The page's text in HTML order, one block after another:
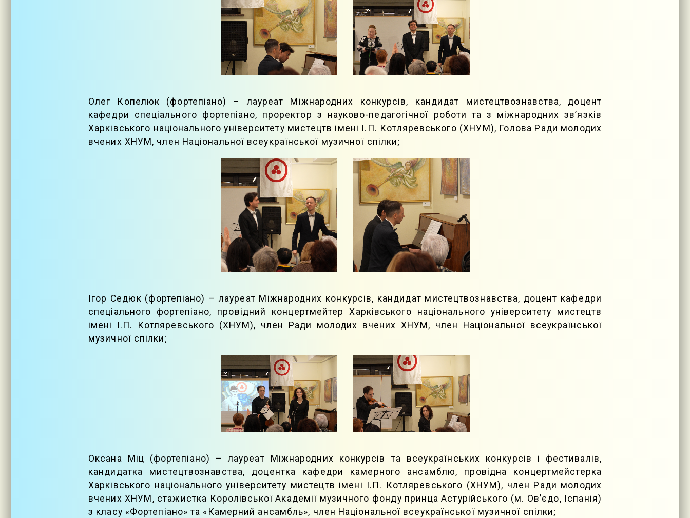
Олег Копелюк (фортепіано) – лауреат Міжнародних конкурсів, кандидат мистецтвознавства, доцент
кафедри спеціального фортепіано, проректор з науково-педагогічної роботи та з міжнародних зв’язків
Харківського національного університету мистецтв імені І.П. Котляревського (ХНУМ), Голова Ради молодих
вчених ХНУМ, член Національної всеукраїнської музичної спілки;
Ігор Седюк (фортепіано) – лауреат Міжнародних конкурсів, кандидат мистецтвознавства, доцент кафедри
спеціального фортепіано, провідний концертмейтер Харківського національного університету мистецтв
імені І.П. Котляревського (ХНУМ), член Ради молодих вчених ХНУМ, член Національної всеукраїнської
музичної спілки;
Оксана Міц (фортепіано) – лауреат Міжнародних конкурсів та всеукраїнських конкурсів і фестивалів,
кандидатка мистецтвознавства, доцентка кафедри камерного ансамблю, провідна концертмейстерка
Харківського національного університету мистецтв імені І.П. Котляревського (ХНУМ), член Ради молодих
вчених ХНУМ, стажистка Королівської Академії музичного фонду принца Астурійського (м. Ов’єдо, Іспанія)
з класу «Фортепіано» та «Камерний ансамбль», член Національної всеукраїнської музичної спілки;